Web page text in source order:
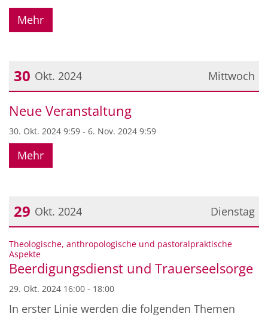
Mehr
Mittwoch
30 Okt. 2024
Datum: 30. Oktober 2024
Neue Veranstaltung
30. Okt. 2024 9:59 - 6. Nov. 2024 9:59
Mehr
Dienstag
29 Okt. 2024
Datum: 29. Oktober 2024
Theologische, anthropologische und pastoralpraktische
Aspekte:
Beerdigungsdienst und Trauerseelsorge
29. Okt. 2024 16:00 - 18:00
In erster Linie werden die folgenden Themen